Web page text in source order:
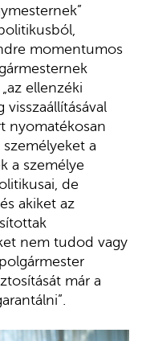
momentumos
ellenzéki
nyomatékosan
a
a személye
de
akiket az
nem tudod vagy
már a